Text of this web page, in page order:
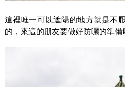
這裡唯一可以遮陽的地方就是不
的，來這的朋友要做好防曬的準備